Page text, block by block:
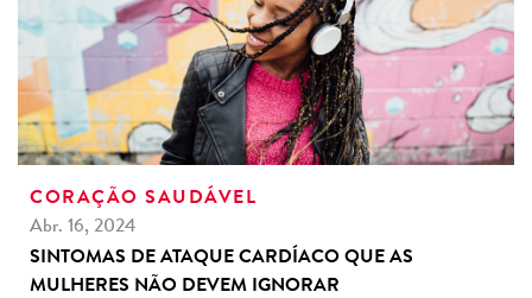
CORAÇÃO SAUDÁVEL
Abr. 16, 2024
SINTOMAS DE ATAQUE CARDÍACO QUE AS
MULHERES NÃO DEVEM IGNORAR